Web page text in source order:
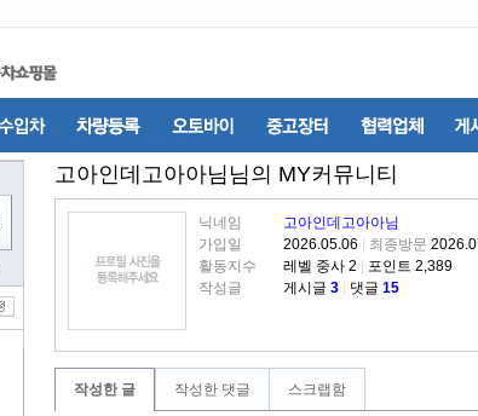
고아인데고아아님 님의 MY커뮤니티
닉네임
고아인데고아아님
가입일
2026.05.06 최종방문
활동지수
레벨 중사 2
포인트 2,389
작성글
게시글 3 댓글 15
작성한 글 작성한 댓글 스크랩함